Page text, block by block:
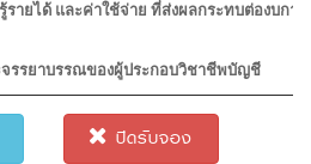
รายได้ และค่าใช้จ่าย ที่ส่งผลกระทบต่องบกา
รรยาบรรณของผู้ประกอบวิชาชีพบัญชี
ปิดรับจอง